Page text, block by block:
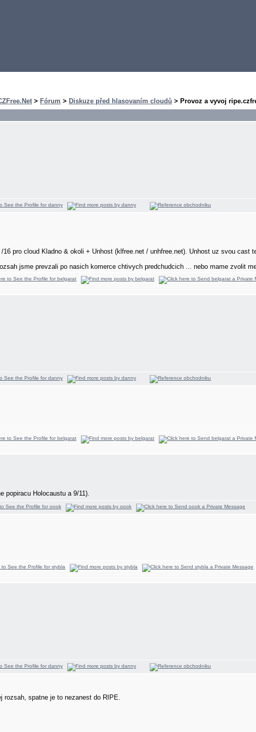
> Fórum > Diskuze před hlasovaním cloudů > Provoz a vyvoj
16 pro cloud Kladno & okoli + Unhost (klfree.net / unhfree.net). Unhost uz svou
jsme prevzali po nasich komerce chtivych predchudcich ... nebo mame zvolit
popiracu Holocaustu a 9/11).
rozsah, spatne je to nezanest do RIPE.